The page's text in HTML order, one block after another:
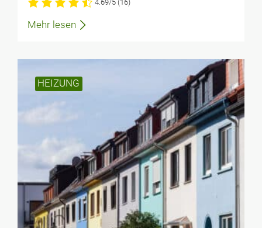
4.69/5 (16)
Mehr lesen
HEIZUNG